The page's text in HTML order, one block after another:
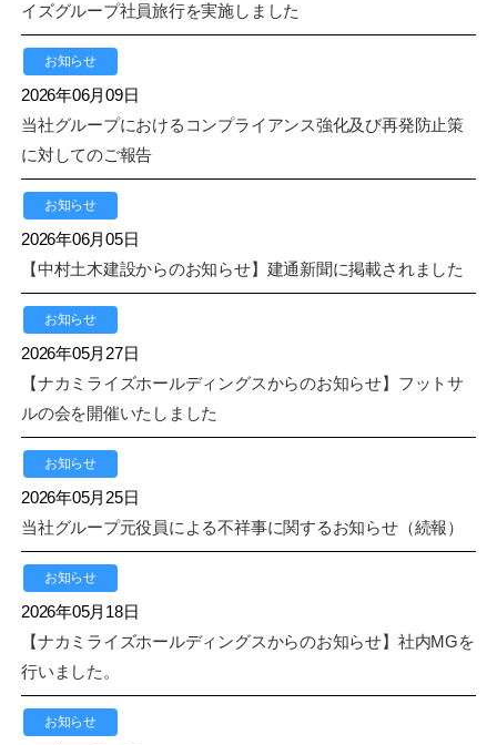
イズグループ社員旅行を実施しました
お知らせ
2026年06月09日
当社グループにおけるコンプライアンス強化及び再発防止策
に対してのご報告
お知らせ
2026年06月05日
【中村土木建設からのお知らせ】建通新聞に掲載されました
お知らせ
2026年05月27日
【ナカミライズホールディングスからのお知らせ】フットサ
ルの会を開催いたしました
お知らせ
2026年05月25日
当社グループ元役員による不祥事に関するお知らせ（続報）
お知らせ
2026年05月18日
【ナカミライズホールディングスからのお知らせ】社内MGを
行いました。
お知らせ